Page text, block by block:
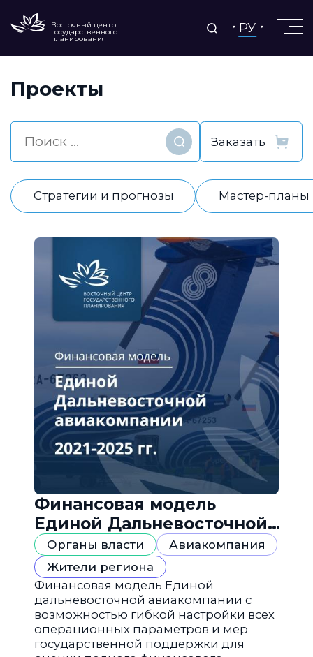
Восточный центр
государственного
планирования
РУ
Проекты
Найти
Стратегии и прогнозы Мастер-планы
Финансовая модель
Единой Дальневосточной
авиакомпании
Органы власти
Авиакомпания
Жители региона
Финансовая модель Единой
дальневосточной авиакомпании с
возможностью гибкой настройки всех
операционных параметров и мер
государственной поддержки для